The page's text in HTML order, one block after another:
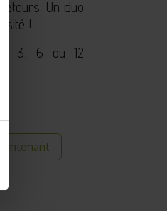
Un duo
!
3, 6 ou 12